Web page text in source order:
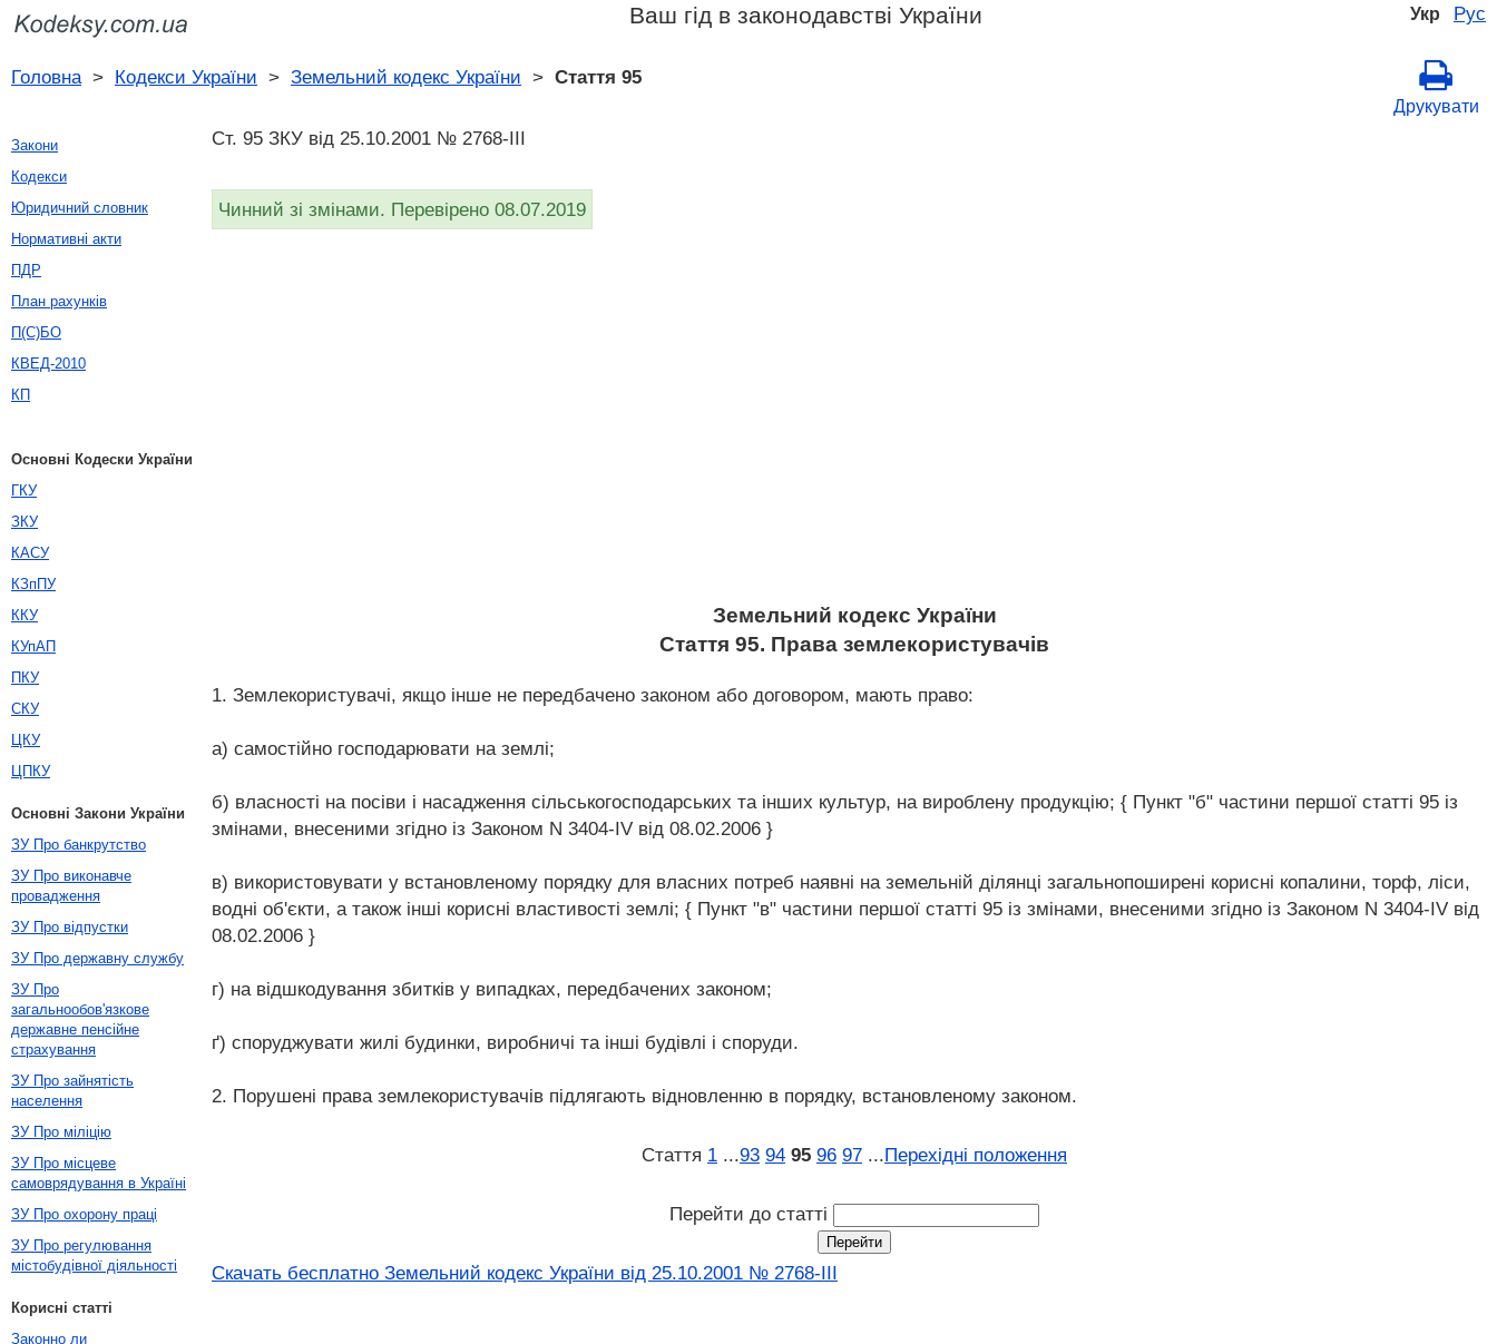
Укр Рус
Ваш гід в законодавстві України
Головна> Кодекси України > Земельний кодекс України > Стаття 95
Друкувати
Ст. 95 ЗКУ від 25.10.2001 № 2768-III
Чинний зі змінами. Перевірено 08.07.2019
Земельний кодекс України
Стаття 95. Права землекористувачів
1. Землекористувачі, якщо інше не передбачено законом або договором, мають право:
а) самостійно господарювати на землі;
б) власності на посіви і насадження сільськогосподарських та інших культур, на вироблену продукцію; { Пункт "б" частини першої статті 95 із
змінами, внесеними згідно із Законом N 3404-IV від 08.02.2006 }
в) використовувати у встановленому порядку для власних потреб наявні на земельній ділянці загальнопоширені корисні копалини, торф, ліси,
водні об'єкти, а також інші корисні властивості землі; { Пункт "в" частини першої статті 95 із змінами, внесеними згідно із Законом N 3404-IV від
08.02.2006 }
г) на відшкодування збитків у випадках, передбачених законом;
ґ) споруджувати жилі будинки, виробничі та інші будівлі і споруди.
2. Порушені права землекористувачів підлягають відновленню в порядку, встановленому законом.
Стаття 1 ...93 94 95 96 97 ...Перехідні положення
Перейти до статті
Скачать бесплатно Земельний кодекс України від 25.10.2001 № 2768-III
Закони
Кодекси
Юридичний словник
Нормативні акти
ПДР
План рахунків
П(С)БО
КВЕД-2010
КП
Основні Кодески України
ГКУ
ЗКУ
КАСУ
КЗпПУ
ККУ
КУпАП
ПКУ
СКУ
ЦКУ
ЦПКУ
Основні Закони України
ЗУ Про банкрутство
ЗУ Про виконавче
провадження
ЗУ Про відпустки
ЗУ Про державну службу
ЗУ Про
загальнообов'язкове
державне пенсійне
страхування
ЗУ Про зайнятість
населення
ЗУ Про міліцію
ЗУ Про місцеве
самоврядування в Україні
ЗУ Про охорону праці
ЗУ Про регулювання
містобудівної діяльності
Корисні статті
Законно ли